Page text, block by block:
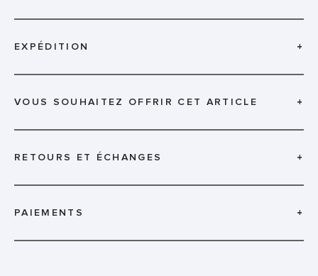
EXPÉDITION +
VOUS SOUHAITEZ OFFRIR CET ARTICLE +
RETOURS ET ÉCHANGES +
PAIEMENTS +